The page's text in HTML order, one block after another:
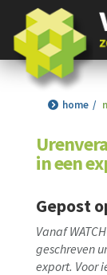
home
in een
Gepost
Vanaf
geschreven
export. Voor